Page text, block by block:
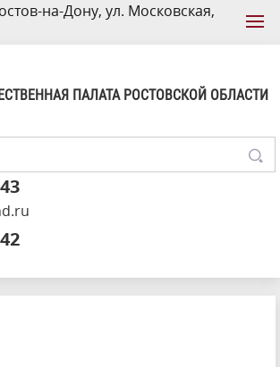
на-Дону, ул. Московская,
ПАЛАТА РОСТОВСКОЙ ОБЛАСТИ